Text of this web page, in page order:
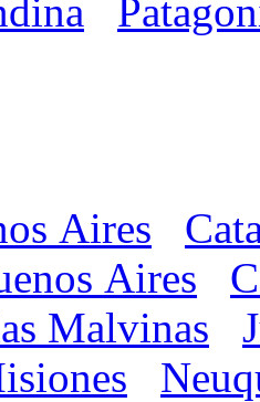
Aires
Aires
Malvinas